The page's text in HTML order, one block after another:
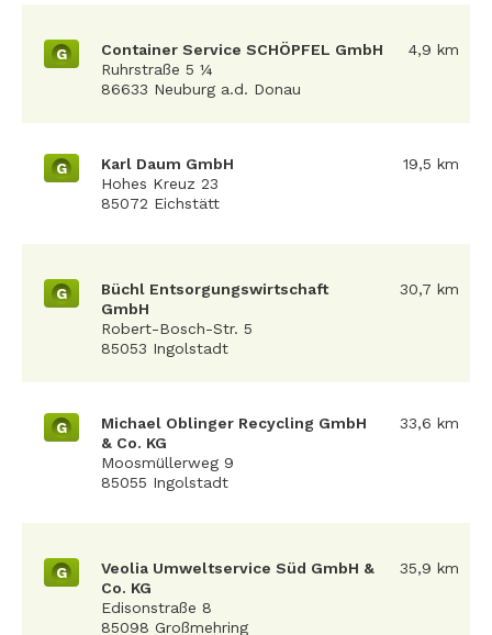
G
Container Service SCHÖPFEL GmbH
Ruhrstraße 5 ¼
86633 Neuburg a.d. Donau
4,9 km
G
Karl Daum GmbH
Hohes Kreuz 23
85072 Eichstätt
19,5 km
G
Büchl Entsorgungswirtschaft
GmbH
Robert-Bosch-Str. 5
85053 Ingolstadt
30,7 km
G
Michael Oblinger Recycling GmbH
& Co. KG
Moosmüllerweg 9
85055 Ingolstadt
33,6 km
G
Veolia Umweltservice Süd GmbH &
Co. KG
Edisonstraße 8
85098 Großmehring
35,9 km